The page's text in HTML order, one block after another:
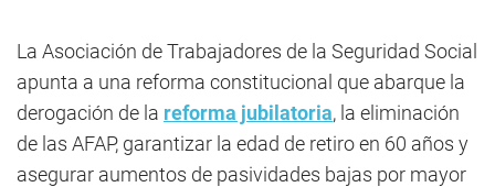
La Asociación de Trabajadores de la Seguridad Social
apunta a una reforma constitucional que abarque la
derogación de la reforma jubilatoria, la eliminación
de las AFAP, garantizar la edad de retiro en 60 años y
asegurar aumentos de pasividades bajas por mayor